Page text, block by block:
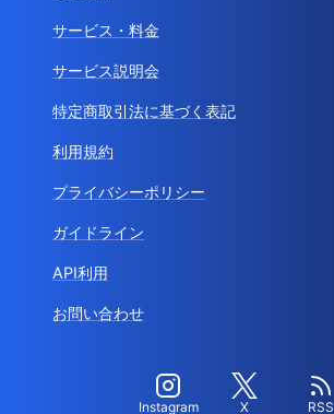
サービス・料金
サービス説明会
特定商取引法に基づく表記
利用規約
プライバシーポリシー
ガイドライン
API利用
お問い合わせ
Instagram X RSS